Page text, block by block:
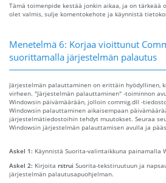
Tämä toimenpide kestää jonkin aikaa, ja on tärkeää
olet valmis, sulje komentokehote ja käynnistä
Menetelmä 6: Korjaa vioittunut
suorittamalla järjestelmän palautus
Järjestelmän palauttaminen on erittäin hyödyllinen,
virheen. "Järjestelmän palauttaminen" -toiminnon
Windowsin päivämäärään, jolloin commig.dll -
Windowsin palauttaminen aikaisempaan
järjestelmätiedostoihin tehdyt muutokset. Seuraa
Windowsin järjestelmän palauttamisen avulla ja
Askel 1: Käynnistä Suorita-valintaikkuna painamalla
Askel 2: Kirjoita rstrui Suorita-tekstiruutuun ja
järjestelmän palautusapuohjelman.